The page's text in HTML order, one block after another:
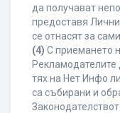
да получават
предоставя
се отнасят за
(4) С приемането
Рекламодателите
тях на Нет Инфо
са събирани и